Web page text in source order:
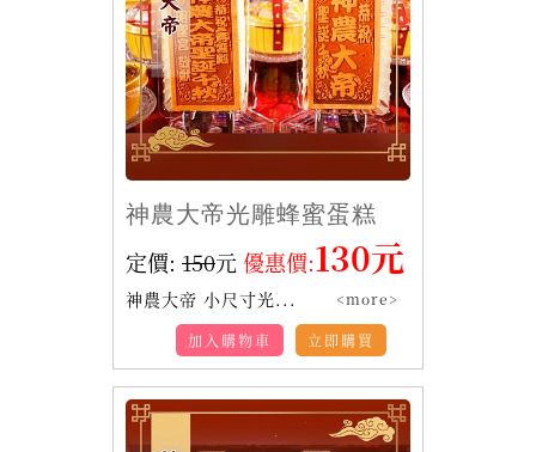
神農大帝光雕蜂蜜蛋糕
定價: 150元 優惠價:130元
神農大帝 小尺寸光... <more>
立即購買
加入購物車